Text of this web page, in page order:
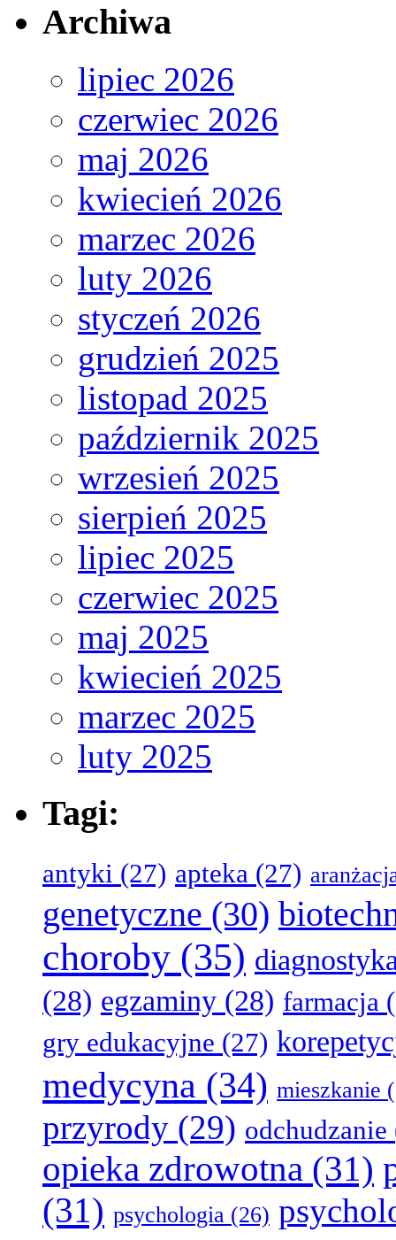
Archiwa
lipiec 2026
czerwiec 2026
maj 2026
kwiecień 2026
marzec 2026
luty 2026
styczeń 2026
grudzień 2025
listopad 2025
październik 2025
wrzesień 2025
sierpień 2025
lipiec 2025
czerwiec 2025
maj 2025
kwiecień 2025
marzec 2025
luty 2025
Tagi:
antyki (27) apteka (27)
genetyczne (30)
choroby (35)
(28) egzaminy (28) farmacja
gry edukacyjne (27)
medycyna (34) mieszkanie
przyrody (29) odchudzanie
opieka zdrowotna (31)
(31) psychologia (26)